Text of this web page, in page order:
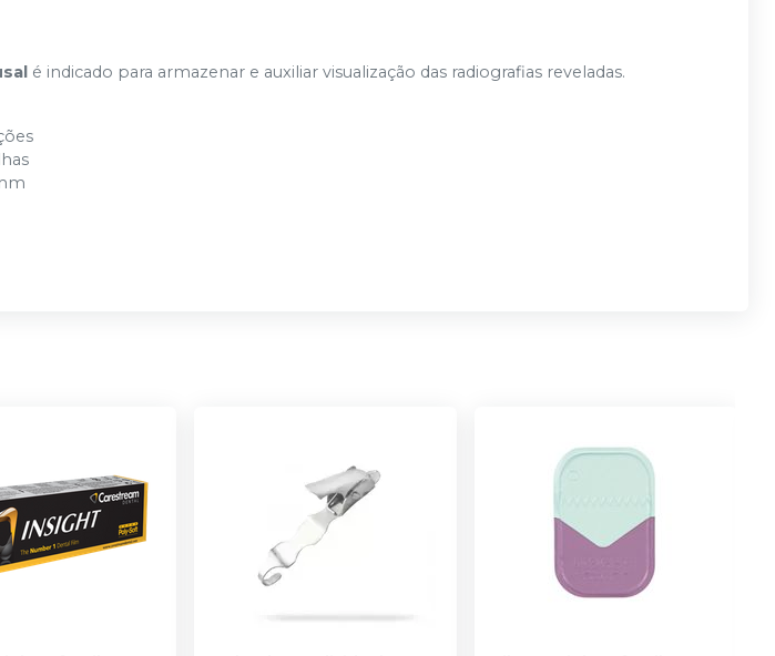
é indicado para armazenar e auxiliar visualização das radiografias reveladas.